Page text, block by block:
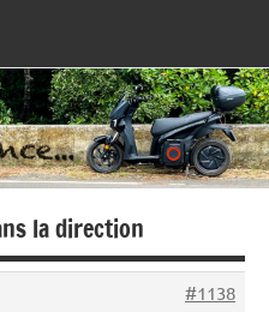
la direction
#1138